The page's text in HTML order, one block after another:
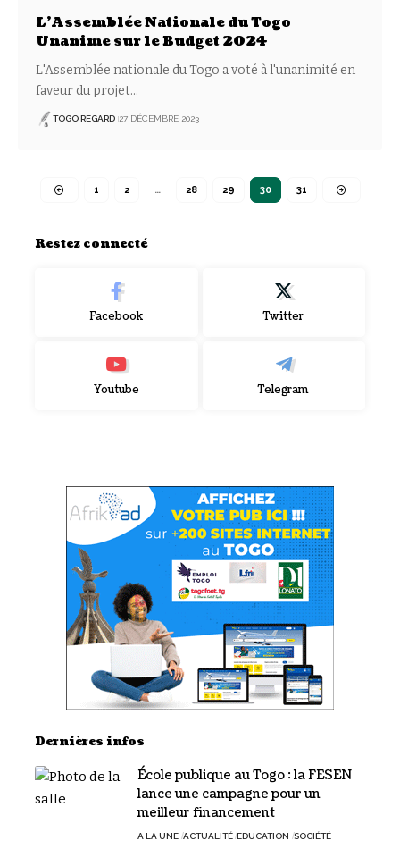
L’Assemblée Nationale du Togo
Unanime sur le Budget 2024
L'Assemblée nationale du Togo a voté à l'unanimité en
faveur du projet…
TOGO REGARD 27 DÉCEMBRE 2023
1 2 … 28 29 30 31
Restez connecté
Facebook Twitter
Youtube Telegram
Dernières infos
École publique au Togo : la FESEN
lance une campagne pour un
meilleur financement
A LA UNE ACTUALITÉ EDUCATION SOCIÉTÉ